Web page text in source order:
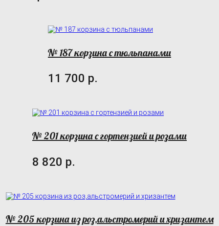
№ 187 корзина с тюльпанами
11 700 р.
№ 201 корзина с гортензией и розами
8 820 р.
№ 205 корзина из роз,альстромерий и хризантем